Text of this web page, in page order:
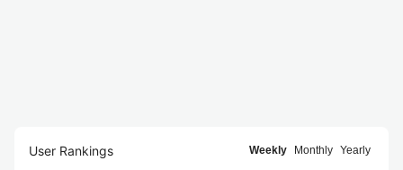
User Rankings Weekly Monthly Yearly